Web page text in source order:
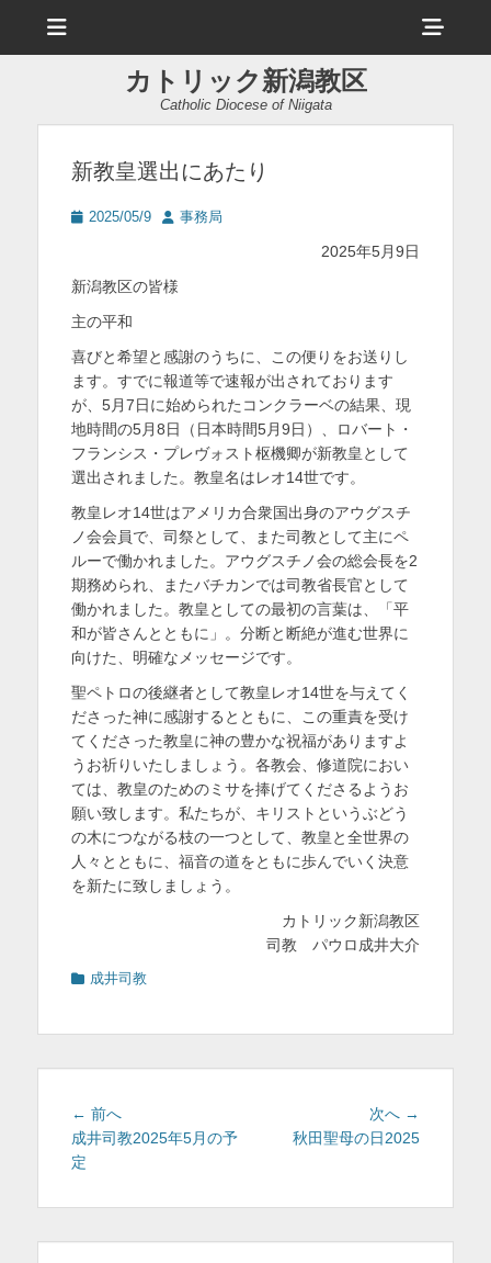
ュ
ヘ
ッ
ー
カトリック新潟教区
Catholic Diocese of Niigata
新教皇選出にあたり
投 2025/05/9
投 事務局
2025年5月9日
新潟教区の皆様
主の平和
喜びと希望と感謝のうちに、この便りをお送りし
ます。すでに報道等で速報が出されております
が、5月7日に始められたコンクラーベの結果、現
地時間の5月8日（日本時間5月9日）、ロバート・
フランシス・プレヴォスト枢機卿が新教皇として
選出されました。教皇名はレオ14世です。
教皇レオ14世はアメリカ合衆国出身のアウグスチ
ノ会会員で、司祭として、また司教として主にペ
ルーで働かれました。アウグスチノ会の総会長を2
期務められ、またバチカンでは司教省長官として
働かれました。教皇としての最初の言葉は、「平
和が皆さんとともに」。分断と断絶が進む世界に
向けた、明確なメッセージです。
聖ペトロの後継者として教皇レオ14世を与えてく
ださった神に感謝するとともに、この重責を受け
てくださった教皇に神の豊かな祝福がありますよ
うお祈りいたしましょう。各教会、修道院におい
ては、教皇のためのミサを捧げてくださるようお
願い致します。私たちが、キリストというぶどう
の木につながる枝の一つとして、教皇と全世界の
人々とともに、福音の道をともに歩んでいく決意
を新たに致しましょう。
カトリック新潟教区
司教 パウロ成井大介
カ 成井司教
投
稿
ナ
ー
← 前へ
の
成井司教2025年5月の予
定
次へ →
の
秋田聖母の日2025